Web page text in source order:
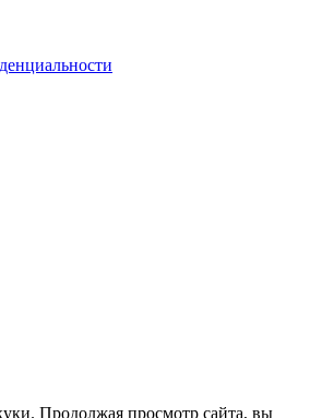
Продолжая просмотр сайта, вы